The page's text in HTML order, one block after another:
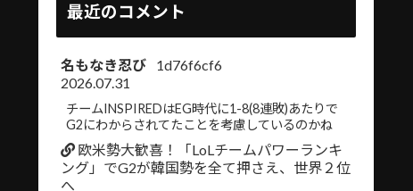
最近のコメント
名もなき忍び
1d76f6cf6
2026.07.31
チームINSPIREDはEG時代に1-8(8連敗)あたりで
G2にわからされてたことを考慮しているのかね
欧米勢大歓喜！「LoLチームパワーランキ
ング」でG2が韓国勢を全て押さえ、世界２位
へ